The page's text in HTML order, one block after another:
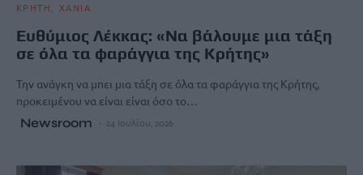
ΚΡΗΤΗ ΧΑΝΙΑ
Ευθύμιος Λέκκας: «Να βάλουμε μια τάξη
σε όλα τα φαράγγια της Κρήτης»
Την ανάγκη να μπει μια τάξη σε όλα τα φαράγγια της Κρήτης,
προκειμένου να είναι είναι όσο το…
Newsroom 24 Ιουλίου, 2026